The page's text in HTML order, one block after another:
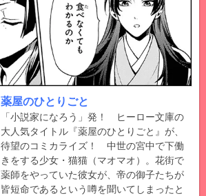
薬屋のひとりごと
「小説家になろう」発！ ヒーロー文庫の
大人気タイトル『薬屋のひとりごと』が、
待望のコミカライズ！ 中世の宮中で下働
きをする少女・猫猫（マオマオ）。花街で
薬師をやっていた彼女が、帝の御子たちが
皆短命であるという噂を聞いてしまったと